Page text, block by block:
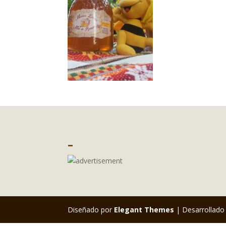
–
Diseñado por Elegant Themes |